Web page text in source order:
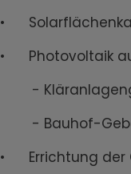
•
• Photovoltaik
-
- Bauhof-
• Errichtung der